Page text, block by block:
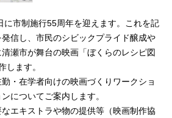
に市制施行55周年を迎えます。これを記
信し、市民のシビックプライド醸成や
瀬市が舞台の映画「ぼくらのレシピ図
します。
・在学者向けの映画づくりワークショ
についてご案内します。
エキストラや物の提供等（映画制作協